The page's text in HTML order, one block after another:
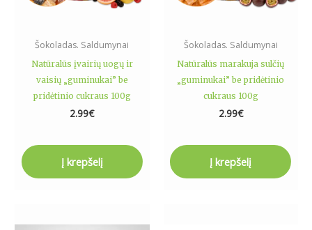
Šokoladas. Saldumynai
Natūralūs įvairių uogų ir
vaisių „guminukai” be
pridėtinio cukraus 100g
2.99€
Į krepšelį
Šokoladas. Saldumynai
Natūralūs marakuja sulčių
„guminukai” be pridėtinio
cukraus 100g
2.99€
Į krepšelį
range: